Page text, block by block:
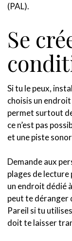
(PAL).
Se
Si tu le peux,
choisis un
permet surtout
ce n’est pas
et une piste
Demande aux
plages de
un endroit dédié
peut te déranger
Pareil si tu
doit te laisser